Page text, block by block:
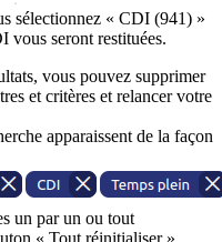
sélectionnez « CDI (941) »
vous seront restituées.
vous pouvez supprimer
et critères et relancer votre
apparaissent de la façon
un par un ou tout
« Tout réinitialiser ».